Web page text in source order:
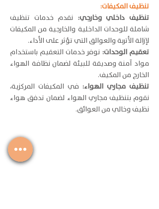
تنظيف المكيفات:
تنظيف داخلي وخارجي: نقدم خدمات تنظيف
شاملة للوحدات الداخلية والخارجية من المكيفات
لإزالة الأتربة والعوالق التي تؤثر على الأداء.
تعقيم الوحدات: نوفر خدمات التعقيم باستخدام
مواد آمنة وصديقة للبيئة لضمان نظافة الهواء
الخارج من المكيف.
تنظيف مجاري الهواء: في المكيفات المركزية،
نقوم بتنظيف مجاري الهواء لضمان تدفق هواء
نظيف وخالي من العوائق.